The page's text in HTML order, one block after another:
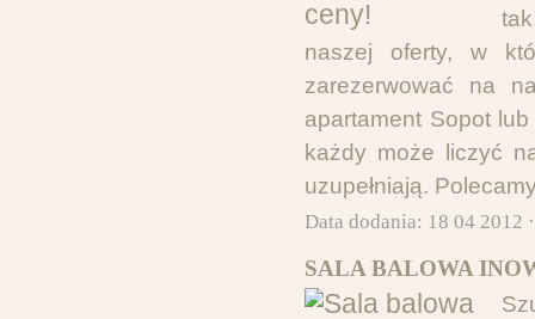
naszej oferty, w
zarezerwować na
apartament Sopot
każdy może liczyć
uzupełniają.
Data dodania: 18 04 2012
SALA BALOWA